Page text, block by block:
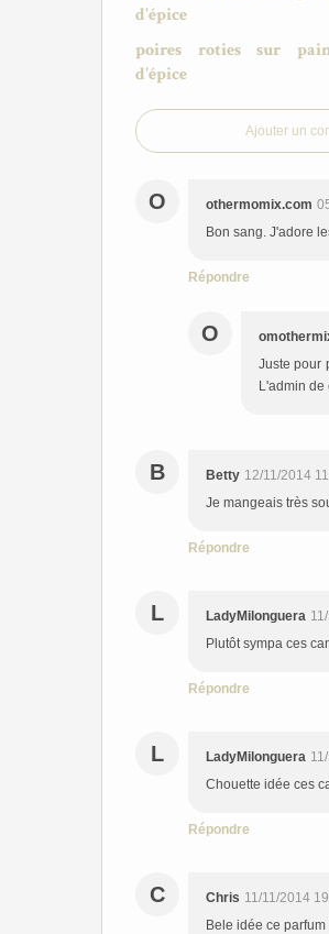
poires roties sur
d'épice
Ajouter un
O othermomix.com
Bon sang. J'adore
Répondre
O
Juste pour
L'admin
B Betty 12/11/2014
Je mangeais très
Répondre
L LadyMilonguera
Plutôt sympa ces
Répondre
L LadyMilonguera
Chouette idée ces
Répondre
C Chris 11/11/2014
Bele idée ce parfum